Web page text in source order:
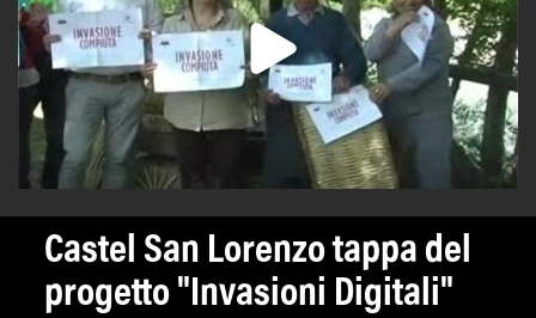
Castel San Lorenzo tappa del
progetto "Invasioni Digitali"